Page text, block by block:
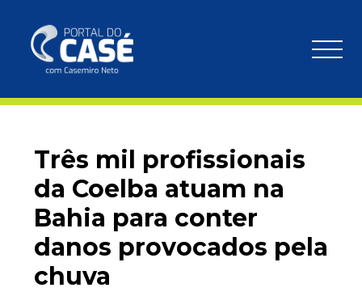
Três mil profissionais
da Coelba atuam na
Bahia para conter
danos provocados pela
chuva